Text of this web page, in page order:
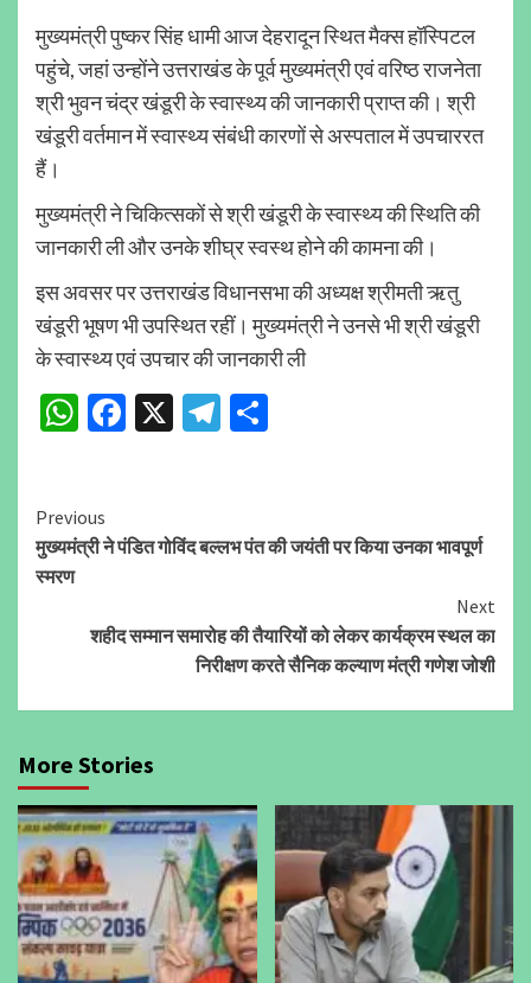
मुख्यमंत्री पुष्कर सिंह धामी आज देहरादून स्थित मैक्स हॉस्पिटल
पहुंचे, जहां उन्होंने उत्तराखंड के पूर्व मुख्यमंत्री एवं वरिष्ठ राजनेता
श्री भुवन चंद्र खंडूरी के स्वास्थ्य की जानकारी प्राप्त की। श्री
खंडूरी वर्तमान में स्वास्थ्य संबंधी कारणों से अस्पताल में उपचाररत
हैं।
मुख्यमंत्री ने चिकित्सकों से श्री खंडूरी के स्वास्थ्य की स्थिति की
जानकारी ली और उनके शीघ्र स्वस्थ होने की कामना की।
इस अवसर पर उत्तराखंड विधानसभा की अध्यक्ष श्रीमती ऋतु
खंडूरी भूषण भी उपस्थित रहीं। मुख्यमंत्री ने उनसे भी श्री खंडूरी
के स्वास्थ्य एवं उपचार की जानकारी ली
WhatsApp
Facebook
X Telegram
Continue
Reading
Previous
मुख्यमंत्री ने पंडित गोविंद बल्लभ पंत की जयंती पर किया उनका भावपूर्ण
स्मरण
Next
शहीद सम्मान समारोह की तैयारियों को लेकर कार्यक्रम स्थल का
निरीक्षण करते सैनिक कल्याण मंत्री गणेश जोशी
More Stories